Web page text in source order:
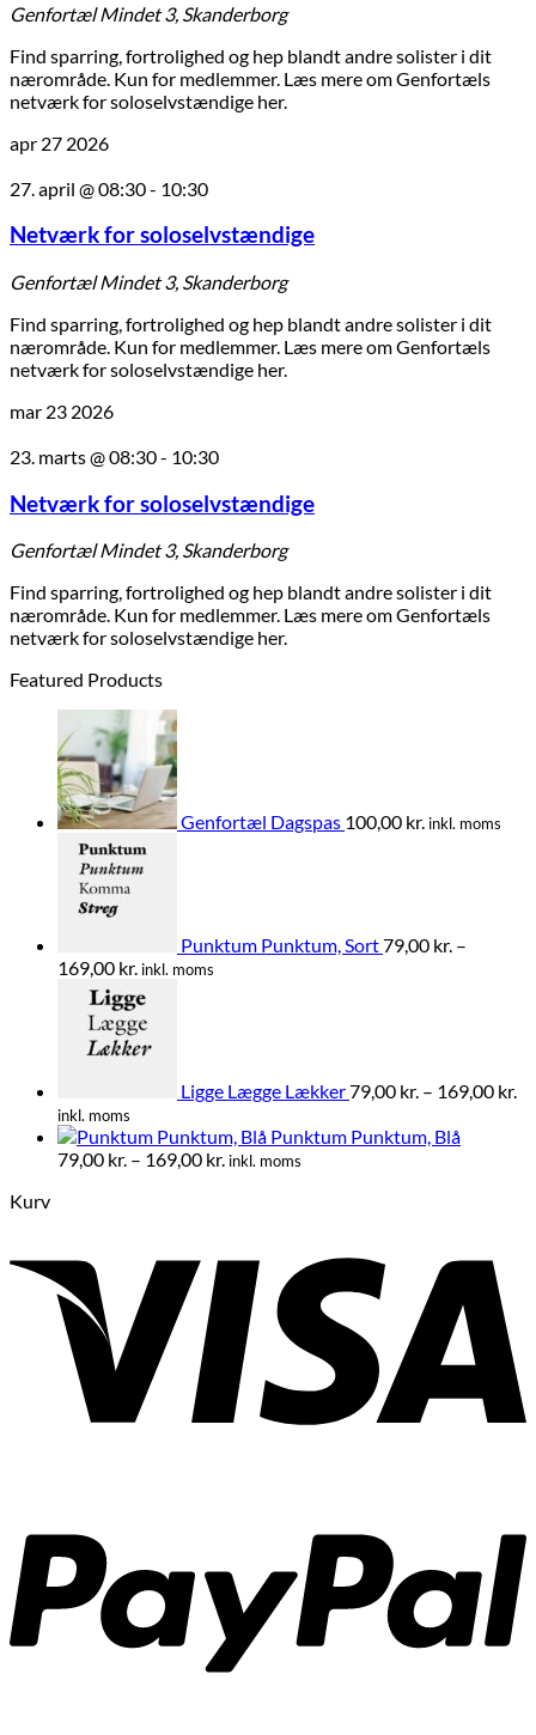
GenfortælMindet 3, Skanderborg
Find sparring, fortrolighed og hep blandt andre solister i dit
nærområde. Kun for medlemmer. Læs mere om Genfortæls
netværk for soloselvstændige her.
apr 27 2026
27. april @ 08:30- 10:30
Netværk for soloselvstændige
GenfortælMindet 3, Skanderborg
Find sparring, fortrolighed og hep blandt andre solister i dit
nærområde. Kun for medlemmer. Læs mere om Genfortæls
netværk for soloselvstændige her.
mar 23 2026
23. marts @ 08:30- 10:30
Netværk for soloselvstændige
GenfortælMindet 3, Skanderborg
Find sparring, fortrolighed og hep blandt andre solister i dit
nærområde. Kun for medlemmer. Læs mere om Genfortæls
netværk for soloselvstændige her.
Featured Products
Genfortæl Dagspas 100,00 kr. inkl. moms
Punktum Punktum, Sort79,00 kr. –
169,00 kr. Prisinterval:
79,00 kr.
til
169,00 kr.
inkl. moms
Ligge Lægge Lækker79,00 kr. – 169,00 kr.
inkl. moms
Punktum Punktum, Blå
79,00 kr. – 169,00 kr. Prisinterval:
inkl. moms
Kurv